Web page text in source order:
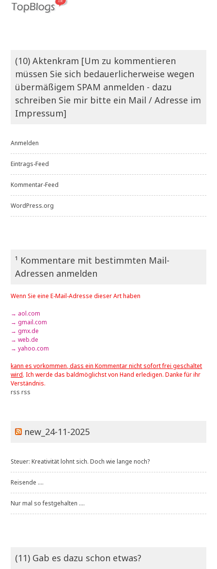
(10) Aktenkram [Um zu kommentieren
müssen Sie sich bedauerlicherweise wegen
übermäßigem SPAM anmelden - dazu
schreiben Sie mir bitte ein Mail / Adresse im
Impressum]
Anmelden
Eintrags-Feed
Kommentar-Feed
WordPress.org
¹ Kommentare mit bestimmten Mail-
Adressen anmelden
Wenn Sie eine E-Mail-Adresse dieser Art haben
→ aol.com
→ gmail.com
→ gmx.de
→ web.de
→ yahoo.com
kann es vorkommen, dass ein Kommentar nicht sofort frei geschaltet
wird. Ich werde das baldmöglichst von Hand erledigen. Danke für ihr
Verständnis.
rss rss
new_24-11-2025
Steuer: Kreativität lohnt sich. Doch wie lange noch?
Reisende ....
Nur mal so festgehalten ....
(11) Gab es dazu schon etwas?